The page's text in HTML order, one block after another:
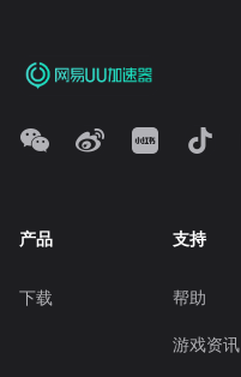
产品
下载
支持
帮助
游戏资讯